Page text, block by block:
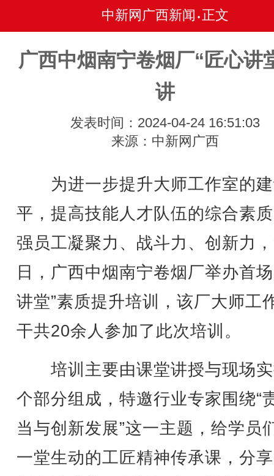
中新网广西新闻 • 正文
广西中烟南宁卷烟厂“匠心讲
讲
发表时间：2024-04-24 16:51:03
来源：中新网广西
为进一步提升大师工作室的
平，提高技能人才队伍的综合素
强员工凝聚力、战斗力、创新力
日，广西中烟南宁卷烟厂举办首
讲堂”素质提升培训，该厂大师工
干共20余人参加了此次培训。
培训主要由课堂讲授与现场
个部分组成，特邀行业专家围绕“
当与创新发展”这一主题，给学员
一堂生动的工匠精神传承课，分